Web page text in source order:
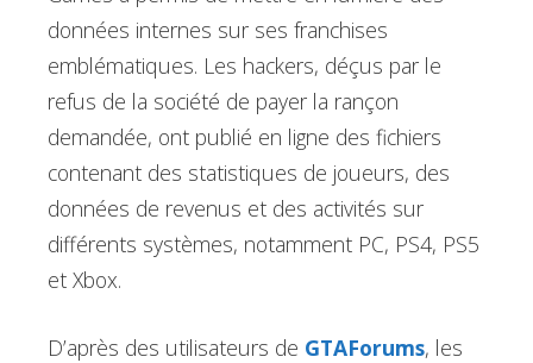
données internes sur ses franchises
emblématiques. Les hackers, déçus par le
refus de la société de payer la rançon
demandée, ont publié en ligne des fichiers
contenant des statistiques de joueurs, des
données de revenus et des activités sur
différents systèmes, notamment PC, PS4, PS5
et Xbox.
D’après des utilisateurs de GTAForums, les